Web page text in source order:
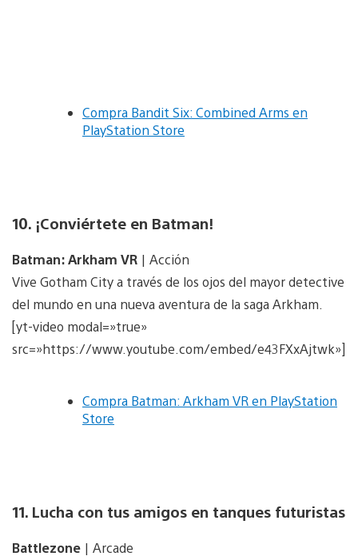
Compra Bandit Six: Combined Arms en
PlayStation Store
10. ¡Conviértete en Batman!
Batman: Arkham VR | Acción
Vive Gotham City a través de los ojos del mayor detective
del mundo en una nueva aventura de la saga Arkham.
[yt-video modal=»true»
src=»https://www.youtube.com/embed/e43FXxAjtwk»]
Compra Batman: Arkham VR en PlayStation
Store
11. Lucha con tus amigos en tanques futuristas
Battlezone | Arcade